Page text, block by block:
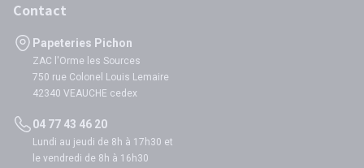
Contact
Papeteries Pichon
ZAC l'Orme les Sources
750 rue Colonel Louis Lemaire
42340 VEAUCHE cedex
04 77 43 46 20
Lundi au jeudi de 8h à 17h30 et
le vendredi de 8h à 16h30